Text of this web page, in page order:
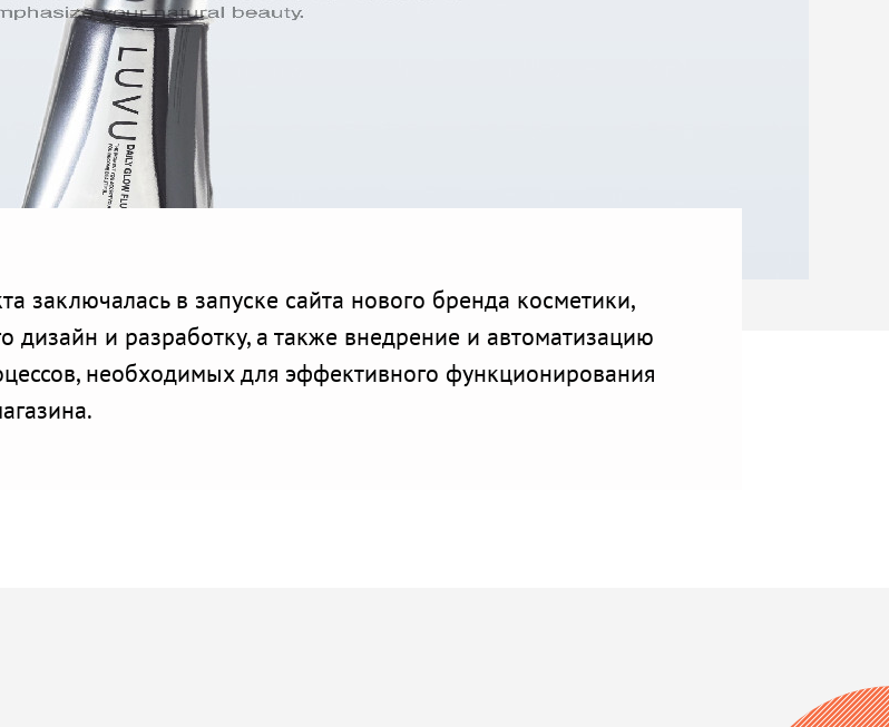
заключалась в запуске сайта нового бренда косметики,
дизайн и разработку, а также внедрение и автоматизацию
необходимых для эффективного функционирования